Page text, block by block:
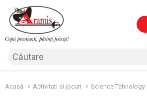
Acasă Activitati si jocuri Science